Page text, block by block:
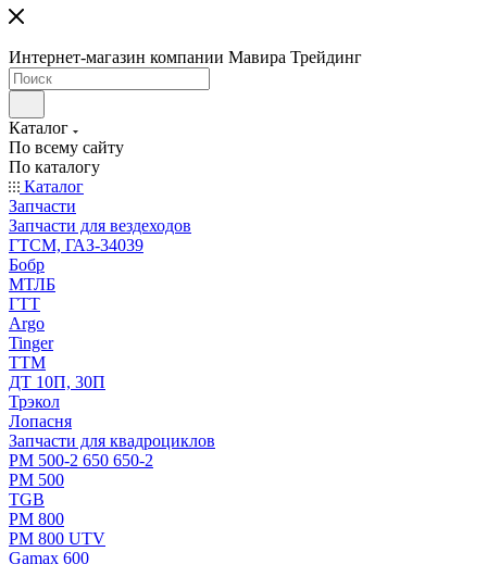
Интернет-магазин компании Мавира Трейдинг
Каталог
По всему сайту
По каталогу
Каталог
Запчасти
Запчасти для вездеходов
ГТСМ, ГАЗ-34039
Бобр
МТЛБ
ГТТ
Argo
Tinger
ТТМ
ДТ 10П, 30П
Трэкол
Лопасня
Запчасти для квадроциклов
РМ 500-2 650 650-2
РМ 500
TGB
РМ 800
РМ 800 UTV
Gamax 600